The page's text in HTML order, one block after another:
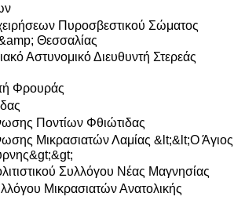
Πυροσβεστικού Σώματος
Θεσσαλίας
Αστυνομικό Διευθυντή Στερεάς
Φρουράς
Ποντίων Φθιώτιδας
Μικρασιατών Λαμίας &lt;&lt;Ο Άγιος
Συλλόγου Νέας Μαγνησίας
Μικρασιατών Ανατολικής